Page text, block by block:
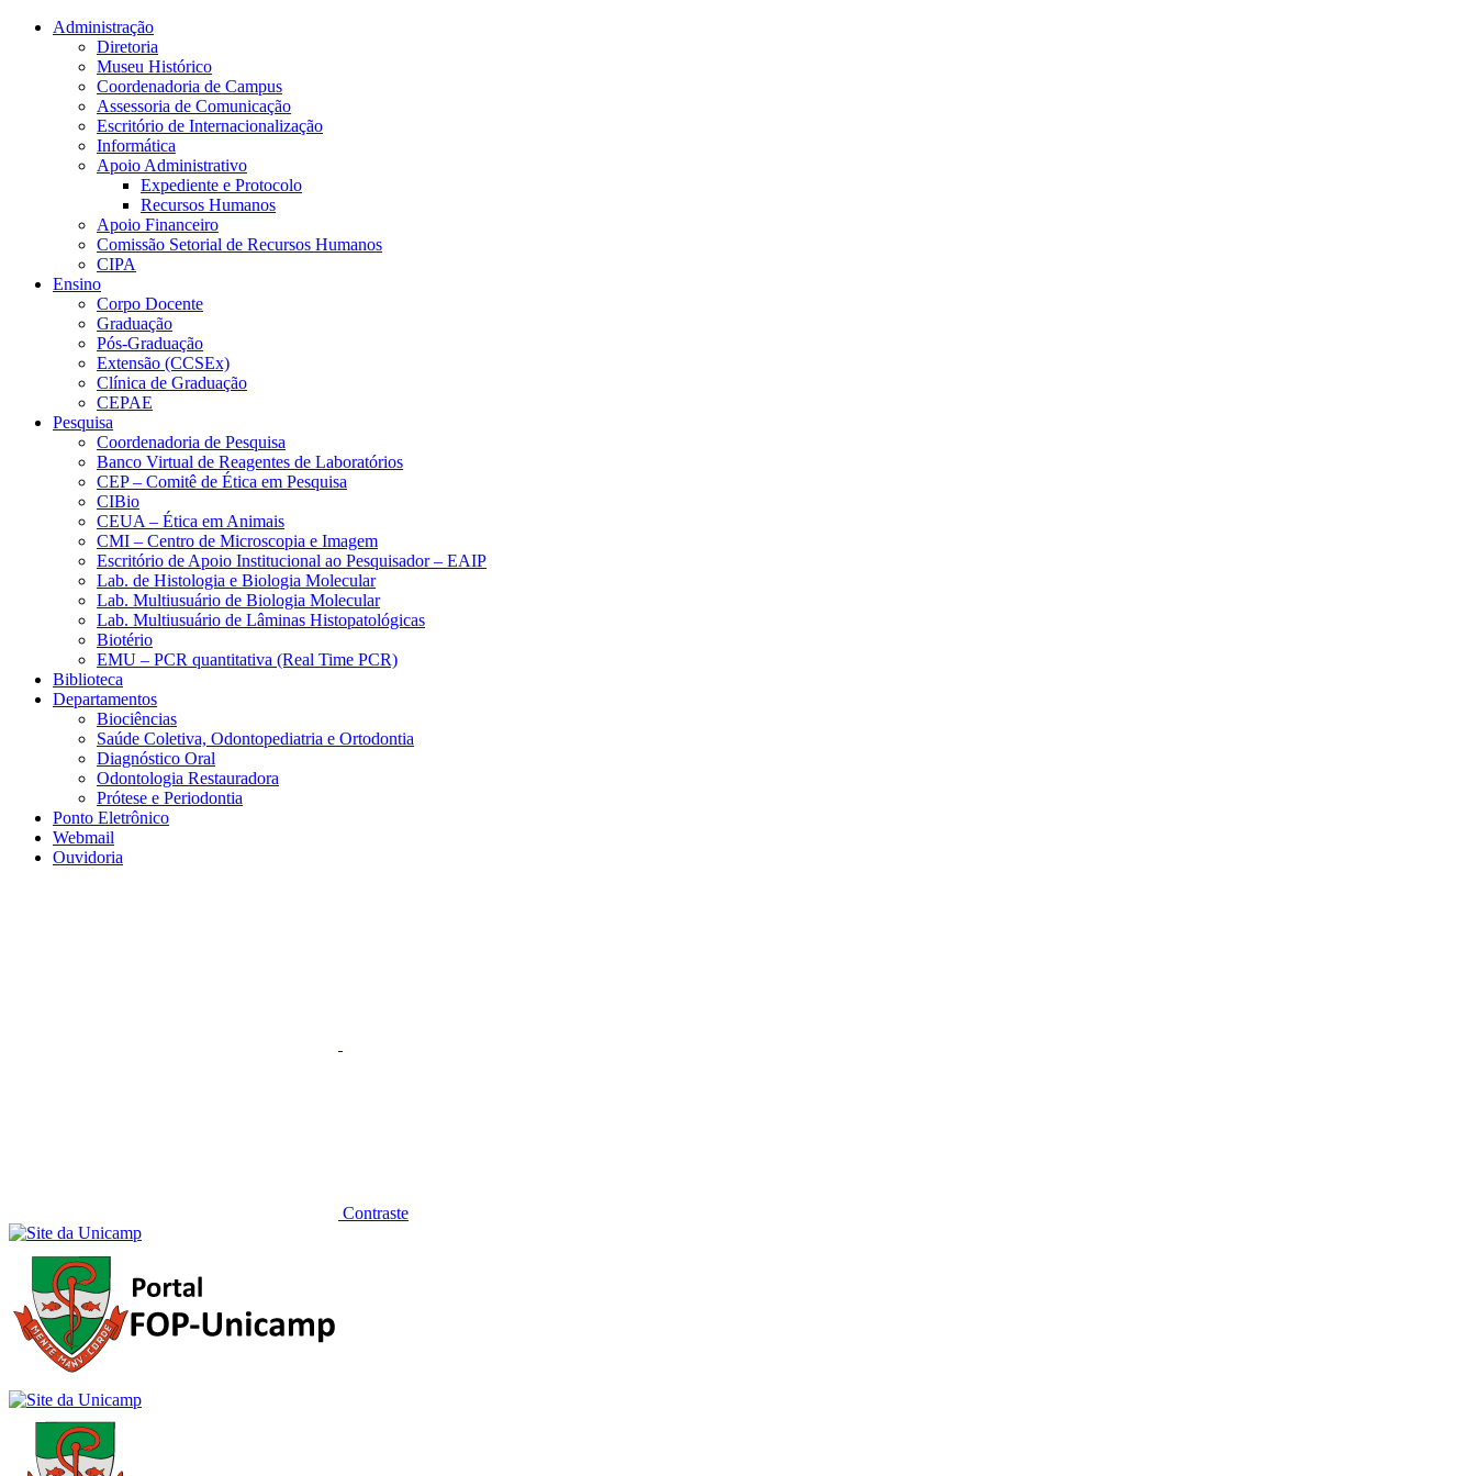
Conteúdo principal Menu principal
Administração
Diretoria
Museu Histórico
Coordenadoria de Campus
Assessoria de Comunicação
Escritório de Internacionalização
Informática
Apoio Administrativo
Expediente e Protocolo
Recursos Humanos
Apoio Financeiro
Comissão Setorial de Recursos Humanos
CIPA
Ensino
Corpo Docente
Graduação
Pós-Graduação
Extensão (CCSEx)
Clínica de Graduação
CEPAE
Pesquisa
Coordenadoria de Pesquisa
Banco Virtual de Reagentes de Laboratórios
CEP – Comitê de Ética em Pesquisa
CIBio
CEUA – Ética em Animais
CMI – Centro de Microscopia e Imagem
Escritório de Apoio Institucional ao Pesquisador – EAIP
Lab. de Histologia e Biologia Molecular
Lab. Multiusuário de Biologia Molecular
Lab. Multiusuário de Lâminas Histopatológicas
Biotério
EMU – PCR quantitativa (Real Time PCR)
Biblioteca
Departamentos
Biociências
Saúde Coletiva, Odontopediatria e Ortodontia
Diagnóstico Oral
Odontologia Restauradora
Prótese e Periodontia
Ponto Eletrônico
Webmail
Ouvidoria
Contraste